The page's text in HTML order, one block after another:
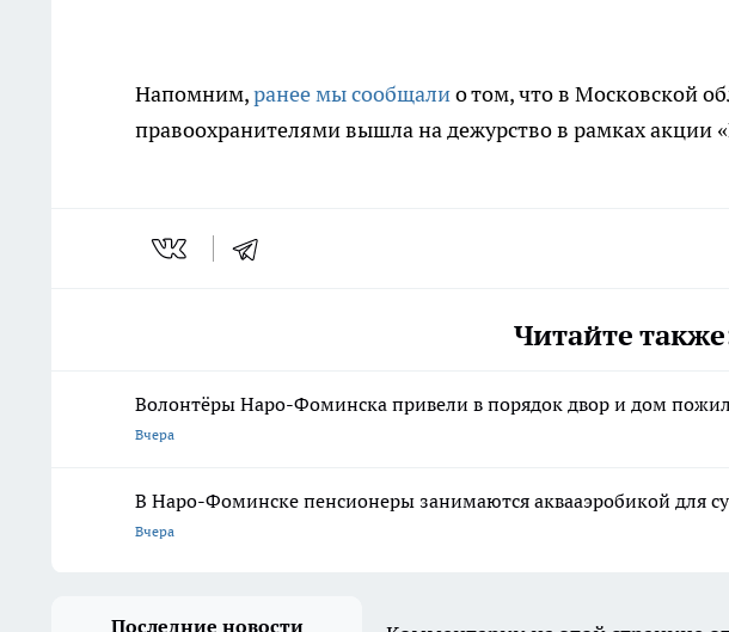
Напомним,ранее мы сообщалио том, что в Московской
правоохранителями вышла на дежурство в рамках акции
Читайте
Волонтёры Наро-Фоминска привели в порядок двор и дом
Вчера
В Наро-Фоминске пенсионеры занимаются аквааэробикой для
Вчера
Последние новости